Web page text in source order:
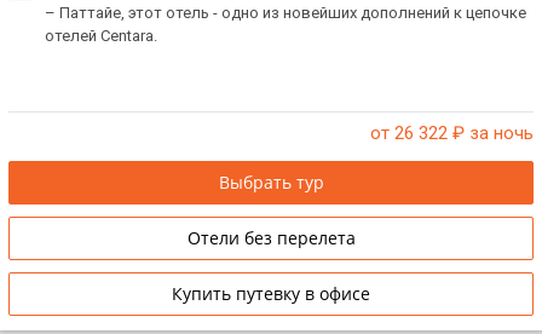
– Паттайе, этот отель - одно из новейших дополнений к цепочке
отелей Centara.
от 26 322 ₽ за ночь
Выбрать тур
Отели без перелета
Купить путевку в офисе